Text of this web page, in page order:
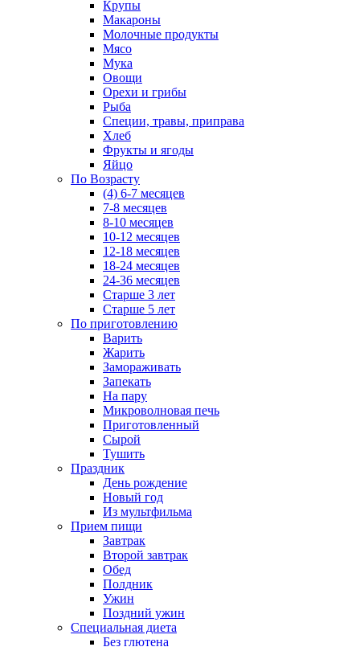
Крупы
Макароны
Молочные продукты
Мясо
Мука
Овощи
Орехи и грибы
Рыба
Специи, травы, приправа
Хлеб
Фрукты и ягоды
Яйцо
По Возрасту
(4) 6-7 месяцев
7-8 месяцев
8-10 месяцев
10-12 месяцев
12-18 месяцев
18-24 месяцев
24-36 месяцев
Старше 3 лет
Старше 5 лет
По приготовлению
Варить
Жарить
Замораживать
Запекать
На пару
Микроволновая печь
Приготовленный
Сырой
Тушить
Праздник
День рождение
Новый год
Из мультфильма
Прием пищи
Завтрак
Второй завтрак
Обед
Полдник
Ужин
Поздний ужин
Специальная диета
Без глютена